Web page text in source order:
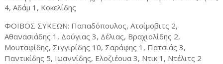
4, Αδάμ 1, Κοκελίδης
ΦΟΙΒΟΣ ΣΥΚΕΩΝ: Παπαδόπουλος, Ατσίμοβιτς 2,
Αθανασιάδης 1, Δούγιας 3, Δέλιας, Βραχιολίδης 2,
Μουταφίδης, Σιγγιρίδης 10, Σαράφης 1, Πατσιάς 3,
Παντικίδης 5, Ιωαννίδης, Ελοζιέουα 3, Ντικ 1, Ντέλιτς 2